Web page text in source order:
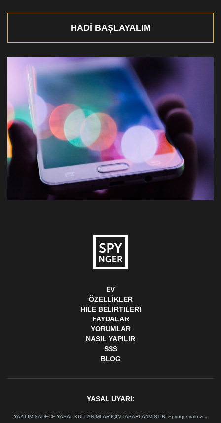
HADI BAŞLAYALIM
EV
ÖZELLIKLER
HILE BELIRTILERI
FAYDALAR
YORUMLAR
NASIL YAPILIR
SSS
BLOG
YASAL UYARI:
YAZILIM SADECE YASAL KULLANIMLAR IÇIN TASARLANMIŞTIR. Spynger yalnızca